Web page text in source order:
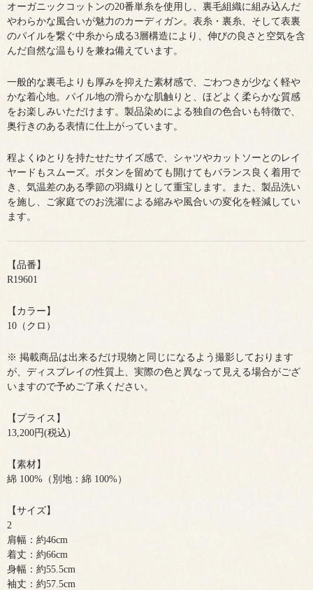
オーガニックコットンの20番単糸を使用し、裏毛組織に組み込んだ
やわらかな風合いが魅力のカーディガン。表糸・裏糸、そして表裏
のパイルを繋ぐ中糸から成る3層構造により、伸びの良さと空気を含
んだ自然な温もりを兼ね備えています。
一般的な裏毛よりも厚みを抑えた素材感で、ごわつきが少なく軽や
かな着心地。パイル地の滑らかな肌触りと、ほどよく柔らかな質感
をお楽しみいただけます。製品染めによる独自の色合いも特徴で、
奥行きのある表情に仕上がっています。
程よくゆとりを持たせたサイズ感で、シャツやカットソーとのレイ
ヤードもスムーズ。ボタンを留めても開けてもバランス良く着用で
き、気温差のある季節の羽織りとして重宝します。また、製品洗い
を施し、ご家庭でのお洗濯による縮みや風合いの変化を軽減してい
ます。
【品番】
R19601
【カラー】
10（クロ）
※ 掲載商品は出来るだけ現物と同じになるよう撮影しております
が、ディスプレイの性質上、実際の色と異なって見える場合がござ
いますので予めご了承ください。
【プライス】
13,200円(税込)
【素材】
綿 100%（別地：綿 100%）
【サイズ】
2
肩幅：約46cm
着丈：約66cm
身幅：約55.5cm
袖丈：約57.5cm